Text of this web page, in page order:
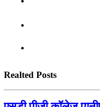
Realted Posts